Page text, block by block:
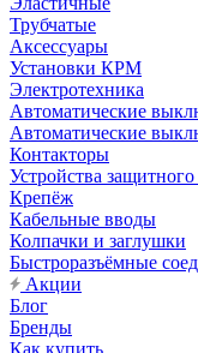
Трубчатые
Аксессуары
Установки КРМ
Электротехника
Автоматические
Автоматические
Контакторы
Устройства
Крепёж
Кабельные вводы
Колпачки и заглушки
Быстроразъёмные
Акции
Блог
Бренды
Как купить